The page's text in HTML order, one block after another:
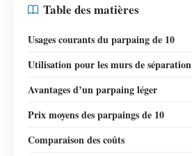
Table des matières
Usages courants du parpaing de 10
Utilisation pour les murs de séparation
Avantages d’un parpaing léger
Prix moyens des parpaings de 10
Comparaison des coûts